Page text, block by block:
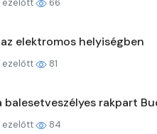
ezelőtt 66
elektromos helyiségben
ezelőtt 81
balesetveszélyes rakpart
ezelőtt 84